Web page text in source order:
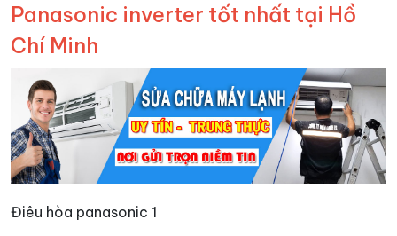
Panasonic inverter tốt nhất tại Hồ
Chí Minh
Điêu hòa panasonic 1